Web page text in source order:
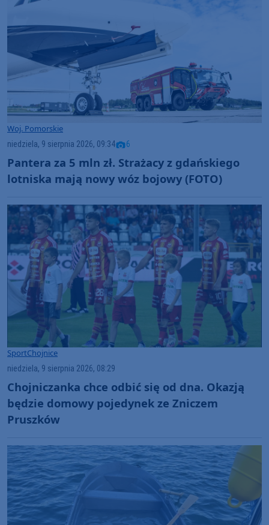
Woj. Pomorskie
niedziela, 9 sierpnia 2026, 09:34 6
Pantera za 5 mln zł. Strażacy z gdańskiego
lotniska mają nowy wóz bojowy (FOTO)
SportChojnice
niedziela, 9 sierpnia 2026, 08:29
Chojniczanka chce odbić się od dna. Okazją
będzie domowy pojedynek ze Zniczem
Pruszków